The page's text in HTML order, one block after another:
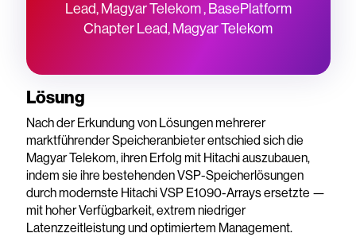
Lead, Magyar Telekom , BasePlatform
Chapter Lead, Magyar Telekom
Lösung
Nach der Erkundung von Lösungen mehrerer
marktführender Speicheranbieter entschied sich die
Magyar Telekom, ihren Erfolg mit Hitachi auszubauen,
indem sie ihre bestehenden VSP-Speicherlösungen
durch modernste Hitachi VSP E1090-Arrays ersetzte —
mit hoher Verfügbarkeit, extrem niedriger
Latenzzeitleistung und optimiertem Management.